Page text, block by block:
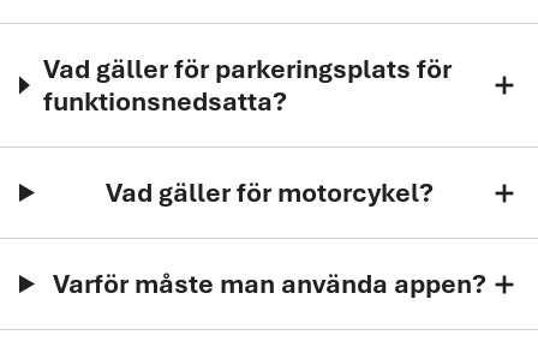
Vad gäller för parkeringsplats för
funktionsnedsatta?
add
Vad gäller för motorcykel? add
Varför måste man använda appen? add